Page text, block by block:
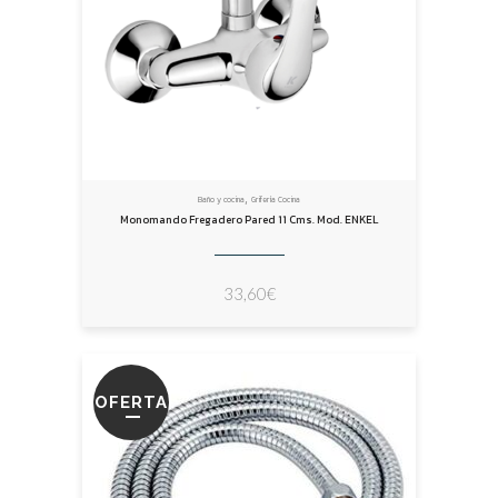
Baño y cocina, Grifería Cocina
Monomando Fregadero Pared 11 Cms. Mod. ENKEL
33,60€
OFERTA